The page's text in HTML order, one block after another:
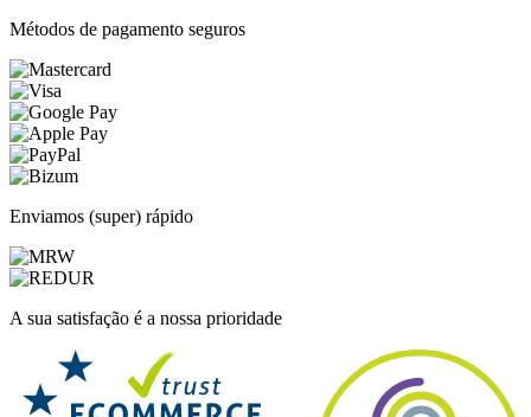
Métodos de pagamento seguros
Enviamos (super) rápido
A sua satisfação é a nossa prioridade